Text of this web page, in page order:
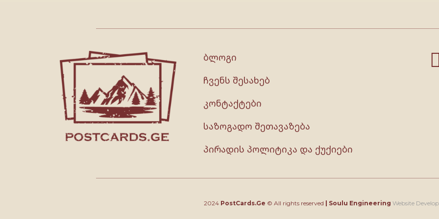
ბლოგი
ჩვენს შესახებ
კონტაქტები
საზოგადო შეთავაზება
პირადის პოლიტიკა და ქუქიები
2024 PostCards.Ge © All rights reserved | Soulu Engineering Website